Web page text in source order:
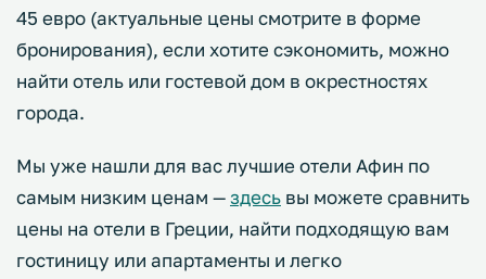
45 евро (актуальные цены смотрите в форме
бронирования), если хотите сэкономить, можно
найти отель или гостевой дом в окрестностях
города.
Мы уже нашли для вас лучшие отели Афин по
самым низким ценам —здесь вы можете сравнить
цены на отели в Греции, найти подходящую вам
гостиницу или апартаменты и легко